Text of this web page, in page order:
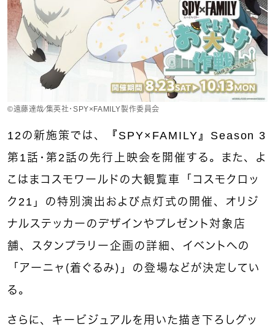
©︎遠藤達哉／集英社・SPY×FAMILY製作委員会
12の新施策では、『SPY×FAMILY』Season 3
第1話・第2話の先行上映会を開催する。また、よ
こはまコスモワールドの大観覧車「コスモクロッ
ク21」の特別演出および点灯式の開催、オリジ
ナルステッカーのデザインやプレゼント対象店
舗、スタンプラリー企画の詳細、イベントへの
「アーニャ（着ぐるみ）」の登場などが決定してい
る。
さらに、キービジュアルを用いた描き下ろしグッ